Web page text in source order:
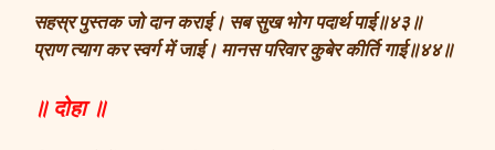
सहस्र पुस्तक जो दान कराई। सब सुख भोग पदार्थ पाई॥४३॥
प्राण त्याग कर स्वर्ग में जाई। मानस परिवार कुबेर कीर्ति गाई॥४४॥
॥ दोहा ॥